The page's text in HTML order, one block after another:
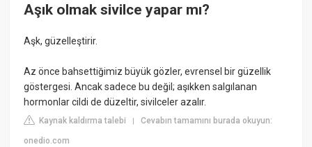
Aşık olmak sivilce yapar mı?
Aşk, güzelleştirir.
Az önce bahsettiğimiz büyük gözler, evrensel bir güzellik
göstergesi. Ancak sadece bu değil; aşıkken salgılanan
hormonlar cildi de düzeltir, sivilceler azalır.
Kaynak kaldırma talebi |Cevabın tamamını burada okuyun:
onedio.com